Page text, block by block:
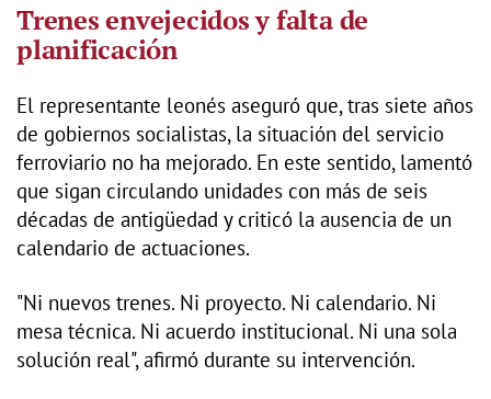
Trenes envejecidos y falta de
planificación
El representante leonés aseguró que, tras siete años
de gobiernos socialistas, la situación del servicio
ferroviario no ha mejorado. En este sentido, lamentó
que sigan circulando unidades con más de seis
décadas de antigüedad y criticó la ausencia de un
calendario de actuaciones.
"Ni nuevos trenes. Ni proyecto. Ni calendario. Ni
mesa técnica. Ni acuerdo institucional. Ni una sola
solución real", afirmó durante su intervención.